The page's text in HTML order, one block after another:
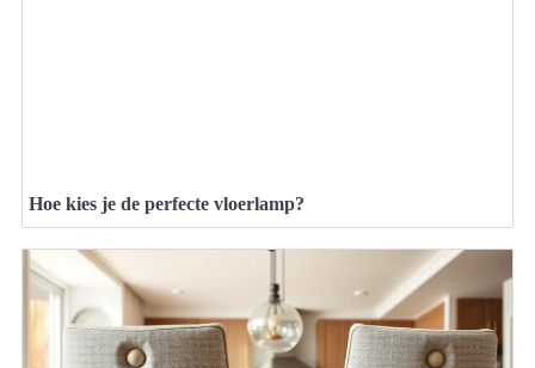
Hoe kies je de perfecte vloerlamp?